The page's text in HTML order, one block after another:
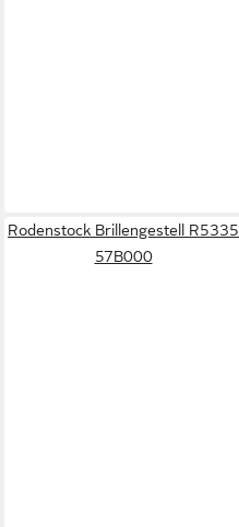
Rodenstock Brillengestell R5335
57B000